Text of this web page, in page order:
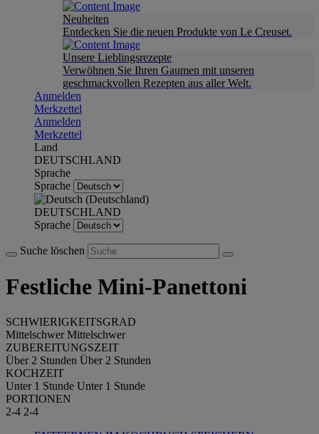
Neuheiten
Entdecken Sie die neuen Produkte von Le Creuset.
Unsere Lieblingsrezepte
Verwöhnen Sie Ihren Gaumen mit unseren
geschmackvollen Rezepten aus aller Welt.
Anmelden
Merkzettel
Anmelden
Merkzettel
Land
DEUTSCHLAND
Sprache
Sprache
DEUTSCHLAND
Sprache
Suche löschen
Festliche Mini-Panettoni
SCHWIERIGKEITSGRAD
Mittelschwer Mittelschwer
ZUBEREITUNGSZEIT
Über 2 Stunden Über 2 Stunden
KOCHZEIT
Unter 1 Stunde Unter 1 Stunde
PORTIONEN
2-4 2-4